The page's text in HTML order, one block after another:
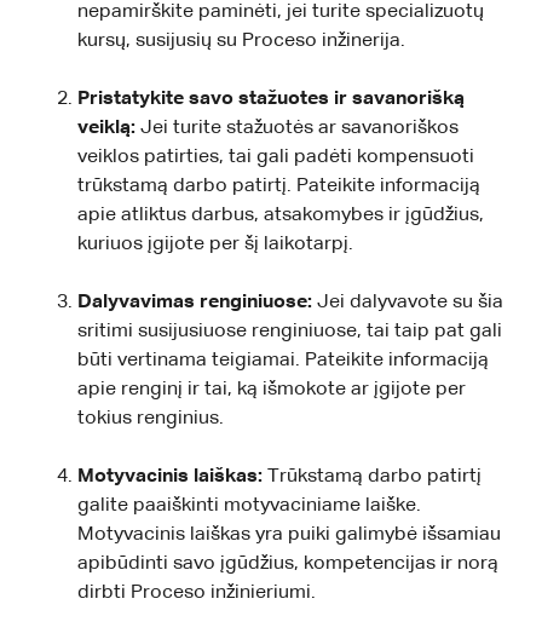
nepamirškite paminėti, jei turite specializuotų
kursų, susijusių su Proceso inžinerija.
Pristatykite savo stažuotes ir savanorišką
veiklą: Jei turite stažuotės ar savanoriškos
veiklos patirties, tai gali padėti kompensuoti
trūkstamą darbo patirtį. Pateikite informaciją
apie atliktus darbus, atsakomybes ir įgūdžius,
kuriuos įgijote per šį laikotarpį.
Dalyvavimas renginiuose: Jei dalyvavote su šia
sritimi susijusiuose renginiuose, tai taip pat gali
būti vertinama teigiamai. Pateikite informaciją
apie renginį ir tai, ką išmokote ar įgijote per
tokius renginius.
Motyvacinis laiškas: Trūkstamą darbo patirtį
galite paaiškinti motyvaciniame laiške.
Motyvacinis laiškas yra puiki galimybė išsamiau
apibūdinti savo įgūdžius, kompetencijas ir norą
dirbti Proceso inžinieriumi.